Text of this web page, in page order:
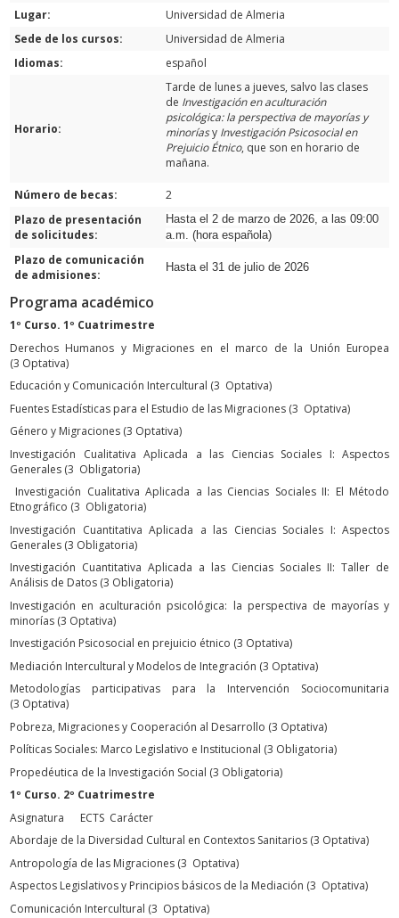
Lugar:
Universidad de Almeria
Sede de los cursos:
Universidad de Almeria
Idiomas:
español
Horario:
Tarde de lunes a jueves, salvo las clases
de Investigación en aculturación
psicológica: la perspectiva de mayorías y
minoríasy Investigación Psicosocial en
Prejuicio Étnico, que son en horario de
mañana.
Número de becas:
2
Plazo de presentación
de solicitudes:
Hasta el 2 de marzo de 2026, a las 09:00
a.m. (hora española)
Plazo de comunicación
de admisiones:
Hasta el 31 de julio de 2026
Programa académico
1º Curso. 1º Cuatrimestre
Derechos Humanos y Migraciones en el marco de la Unión Europea
(3 Optativa)
Educación y Comunicación Intercultural (3 Optativa)
Fuentes Estadísticas para el Estudio de las Migraciones (3 Optativa)
Género y Migraciones (3 Optativa)
Investigación Cualitativa Aplicada a las Ciencias Sociales I: Aspectos
Generales (3 Obligatoria)
Investigación Cualitativa Aplicada a las Ciencias Sociales II: El Método
Etnográfico (3 Obligatoria)
Investigación Cuantitativa Aplicada a las Ciencias Sociales I: Aspectos
Generales (3 Obligatoria)
Investigación Cuantitativa Aplicada a las Ciencias Sociales II: Taller de
Análisis de Datos (3 Obligatoria)
Investigación en aculturación psicológica: la perspectiva de mayorías y
minorías (3 Optativa)
Investigación Psicosocial en prejuicio étnico (3 Optativa)
Mediación Intercultural y Modelos de Integración (3 Optativa)
Metodologías participativas para la Intervención Sociocomunitaria
(3 Optativa)
Pobreza, Migraciones y Cooperación al Desarrollo (3 Optativa)
Políticas Sociales: Marco Legislativo e Institucional (3 Obligatoria)
Propedéutica de la Investigación Social (3 Obligatoria)
1º Curso. 2º Cuatrimestre
Asignatura ECTS Carácter
Abordaje de la Diversidad Cultural en Contextos Sanitarios (3 Optativa)
Antropología de las Migraciones (3 Optativa)
Aspectos Legislativos y Principios básicos de la Mediación (3 Optativa)
Comunicación Intercultural (3 Optativa)